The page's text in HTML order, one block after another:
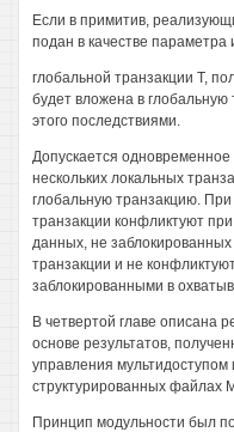
Если в примитив,
подан в качестве
глобальной транзакции Т,
будет вложена в
этого последствиями.
Допускается
нескольких локальных
глобальную транзакцию.
транзакции конфликтуют
данных, не
транзакции и не
заблокированными в
В четвертой главе описана
основе результатов,
управления мультидоступом
структурированных файлах
Принцип модульности был